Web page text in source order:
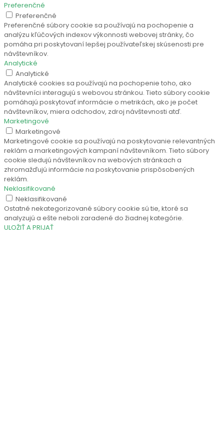
Preferenčné
Preferenčné
Preferenčné súbory cookie sa používajú na pochopenie a
analýzu kľúčových indexov výkonnosti webovej stránky, čo
pomáha pri poskytovaní lepšej používateľskej skúsenosti pre
návštevníkov.
Analytické
Analytické
Analytické cookies sa používajú na pochopenie toho, ako
návštevníci interagujú s webovou stránkou. Tieto súbory cookie
pomáhajú poskytovať informácie o metrikách, ako je počet
návštevníkov, miera odchodov, zdroj návštevnosti atď.
Marketingové
Marketingové
Marketingové cookie sa používajú na poskytovanie relevantných
reklám a marketingových kampaní návštevníkom. Tieto súbory
cookie sledujú návštevníkov na webových stránkach a
zhromažďujú informácie na poskytovanie prispôsobených
reklám.
Neklasifikované
Neklasifikované
Ostatné nekategorizované súbory cookie sú tie, ktoré sa
analyzujú a ešte neboli zaradené do žiadnej kategórie.
ULOŽIŤ A PRIJAŤ